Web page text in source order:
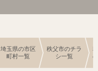
埼玉県の市区
町村一覧
秩父市のチラ
シ一覧